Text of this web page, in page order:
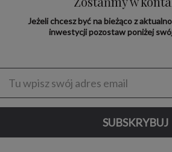
Jeżeli chcesz być na bieżąco z
inwestycji pozostaw poniżej
SUBSKRYBUJ